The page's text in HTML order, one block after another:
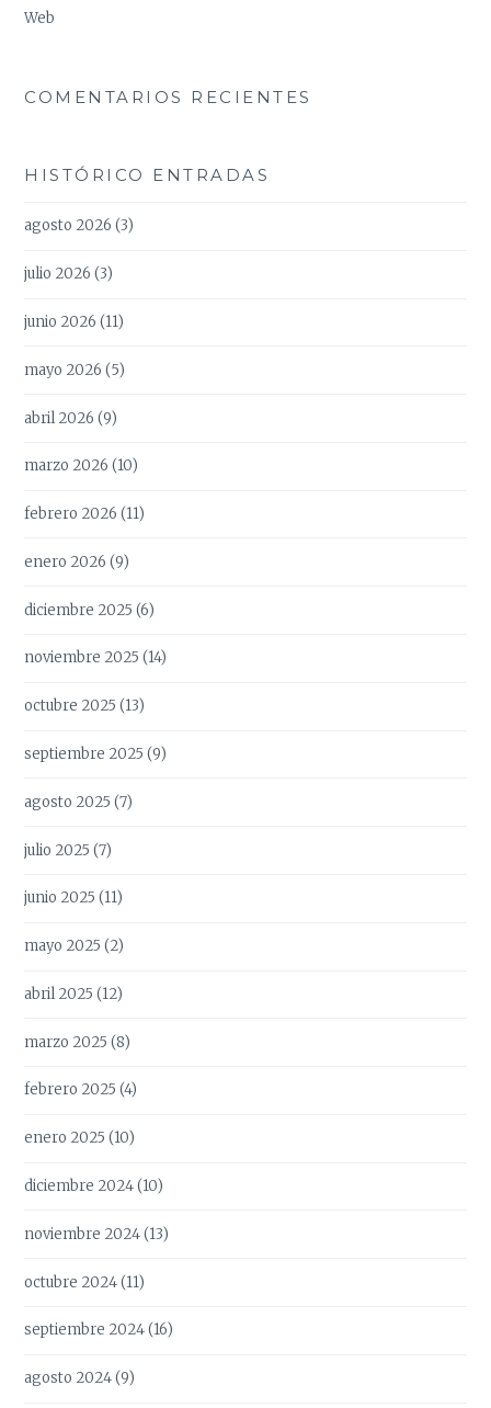
Web
COMENTARIOS RECIENTES
HISTÓRICO ENTRADAS
agosto 2026 (3)
julio 2026 (3)
junio 2026 (11)
mayo 2026 (5)
abril 2026 (9)
marzo 2026 (10)
febrero 2026 (11)
enero 2026 (9)
diciembre 2025 (6)
noviembre 2025 (14)
octubre 2025 (13)
septiembre 2025 (9)
agosto 2025 (7)
julio 2025 (7)
junio 2025 (11)
mayo 2025 (2)
abril 2025 (12)
marzo 2025 (8)
febrero 2025 (4)
enero 2025 (10)
diciembre 2024(10)
noviembre 2024(13)
octubre 2024(11)
septiembre 2024(16)
agosto 2024(9)